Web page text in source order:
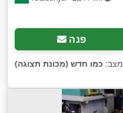
פנה
מצב: כמו חדש (מכונת תצוגה)